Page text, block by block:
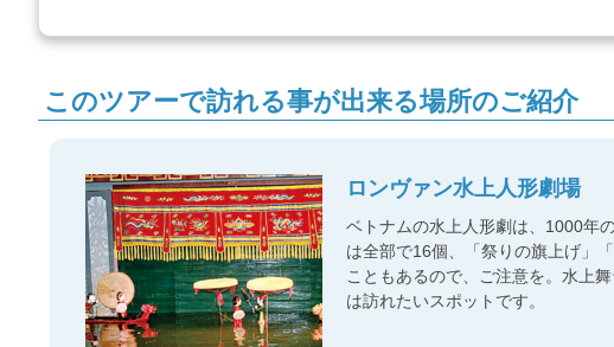
このツアーで訪れる事が出来る場所のご紹介
ロンヴァン水上人形劇場
ベトナムの水上人形劇は、1000年
は全部で16個、「祭りの旗上げ」
こともあるので、ご注意を。水上
は訪れたいスポットです。